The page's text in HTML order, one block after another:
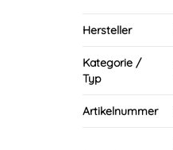
Hersteller
Kategorie /
Typ
Artikelnummer